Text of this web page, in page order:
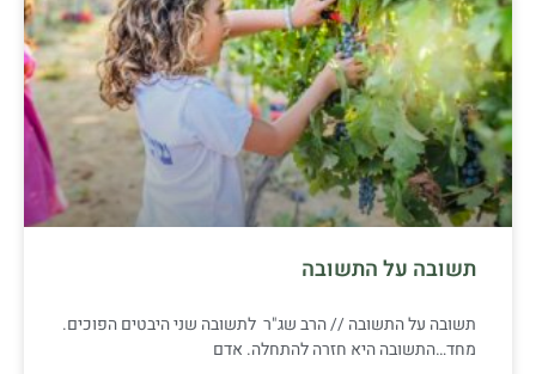
תשובה על התשובה
תשובה על התשובה // הרב שג"ר לתשובה שני היבטים הפוכים.
מחד…התשובה היא חזרה להתחלה. אדם